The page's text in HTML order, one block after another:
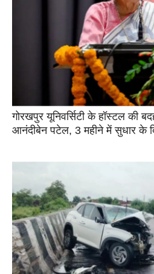
गोरखपुर यूनिवर्सिटी के हॉस्टल की
आनंदीबेन पटेल, 3 महीने में सुधार के